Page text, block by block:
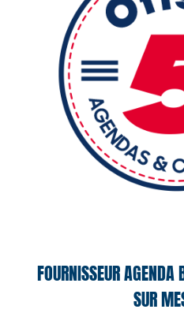
FOURNISSEUR
SUR